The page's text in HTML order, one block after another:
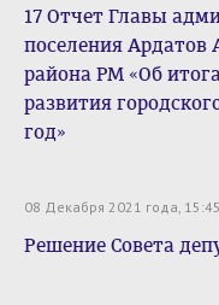
17 Отчет Главы
поселения Ардатов
района РМ «Об
развития
год»
08 Декабря 2021 года, 15:45
Решение Совета